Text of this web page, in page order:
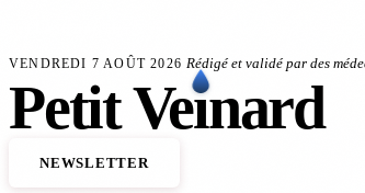
VENDREDI 7 AOÛT 2026 Rédigé et validé par des
PetitVeınard
NEWSLETTER